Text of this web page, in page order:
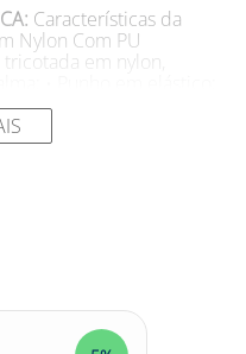
Características da
Nylon Com PU
em nylon,
peças secas ou
de silicone elimina
• Luvas testadas no
da Luva de Segurança
• Recomendada
pequenas,
contra agentes
e perfurantes.